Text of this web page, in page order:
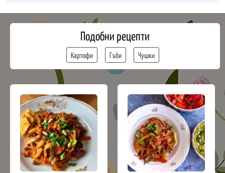
Подобни рецепти
Картофи Гъби Чушки